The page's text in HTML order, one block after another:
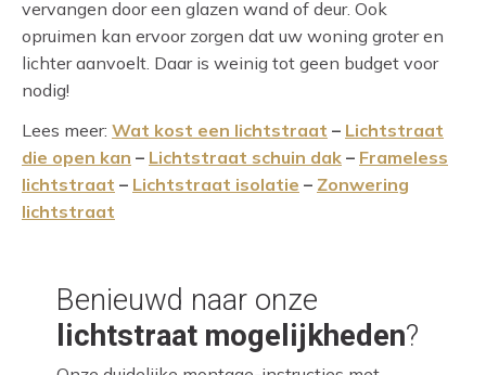
vervangen door een glazen wand of deur. Ook
opruimen kan ervoor zorgen dat uw woning groter en
lichter aanvoelt. Daar is weinig tot geen budget voor
nodig!
Lees meer: Wat kost een lichtstraat – Lichtstraat
die open kan – Lichtstraat schuin dak – Frameless
lichtstraat – Lichtstraat isolatie – Zonwering
lichtstraat
Benieuwd naar onze
lichtstraat mogelijkheden?